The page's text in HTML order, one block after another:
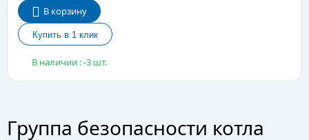
В корзину
В наличии : -3 шт.
Группа безопасности котла